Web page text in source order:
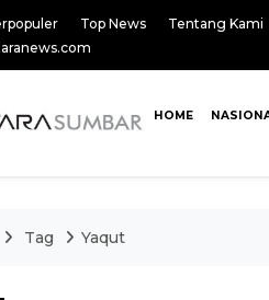
Top News
Tentang Kami
HOME
Tag Yaqut